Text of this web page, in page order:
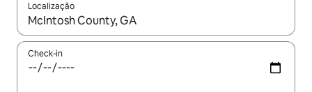
Localização
Quando os resultados estiverem disponíveis, navegue com
Check-in